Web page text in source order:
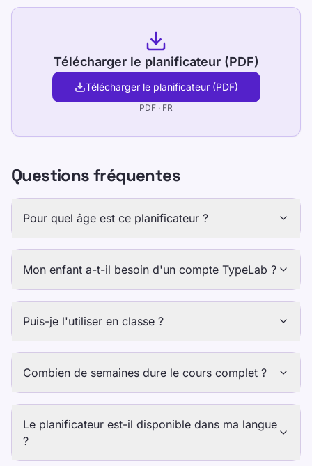
Télécharger le planificateur (PDF)
Télécharger le planificateur (PDF)
PDF · FR
Questions fréquentes
Pour quel âge est ce planificateur ?
Mon enfant a-t-il besoin d'un compte TypeLab ?
Puis-je l'utiliser en classe ?
Combien de semaines dure le cours complet ?
Le planificateur est-il disponible dans ma langue
?